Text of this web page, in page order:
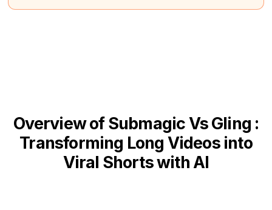
Overview of Submagic Vs Gling :
Transforming Long Videos into
Viral Shorts with AI